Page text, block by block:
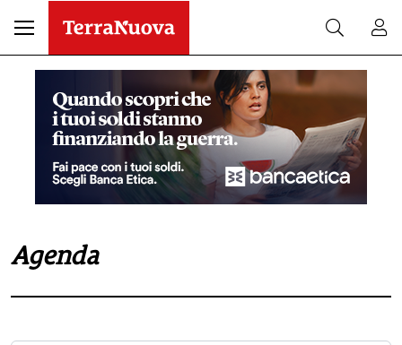
Agenda